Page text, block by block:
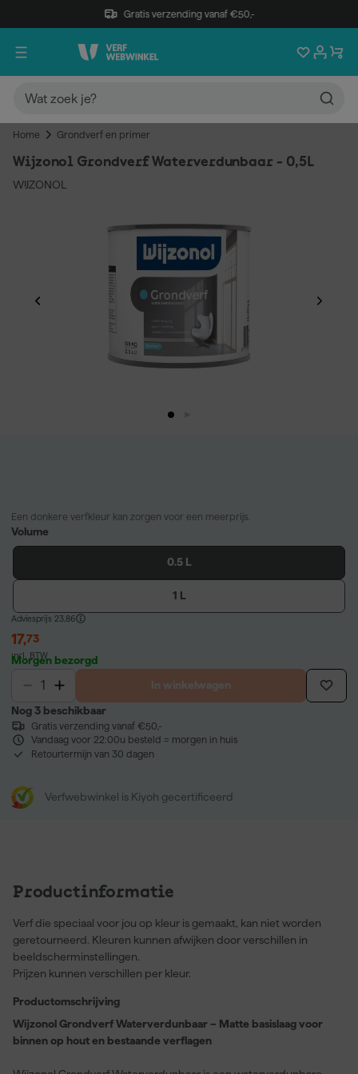
Gratis verzending vanaf €50,-
Home Grondverf en primer
Wijzonol Grondverf Waterverdunbaar - 0,5L
WIJZONOL
Een donkere verfkleur kan zorgen voor een meerprijs.
Volume
0.5 L
1 L
Adviesprijs 23,86
17,73
incl. BTW
Morgen bezorgd
In winkelwagen
Nog 3 beschikbaar
Gratis verzending vanaf €50,-
Vandaag voor 22:00u besteld = morgen in huis
Retourtermijn van 30 dagen
Verfwebwinkel is Kiyoh gecertificeerd
Productinformatie
Verf die speciaal voor jou op kleur is gemaakt, kan niet worden
geretourneerd. Kleuren kunnen afwijken door verschillen in
beeldscherminstellingen.
Prijzen kunnen verschillen per kleur.
Productomschrijving
Wijzonol Grondverf Waterverdunbaar – Matte basislaag voor
binnen op hout en bestaande verflagen